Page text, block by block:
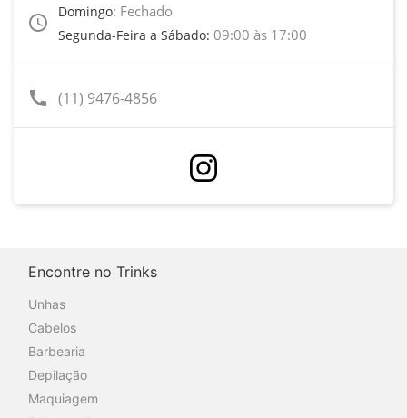
access_time
Domingo: Fechado
Segunda-Feira a Sábado: 09:00 às 17:00
call (11) 9476-4856
Encontre no Trinks
Unhas
Cabelos
Barbearia
Depilação
Maquiagem